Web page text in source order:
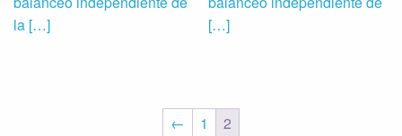
la […]
[…]
← 1 2